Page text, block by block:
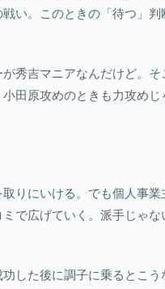
い。このときの「待つ」
秀吉マニアなんだけど。
田原攻めのときも力攻め
りにいける。でも個人事
で広げていく。派手じゃ
した後に調子に乗るとこ